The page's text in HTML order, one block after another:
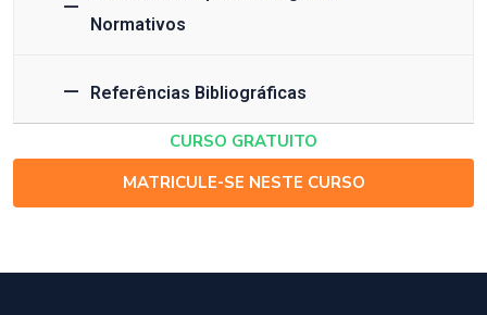
Normativos
Referências Bibliográficas
CURSO GRATUITO
MATRICULE-SE NESTE CURSO